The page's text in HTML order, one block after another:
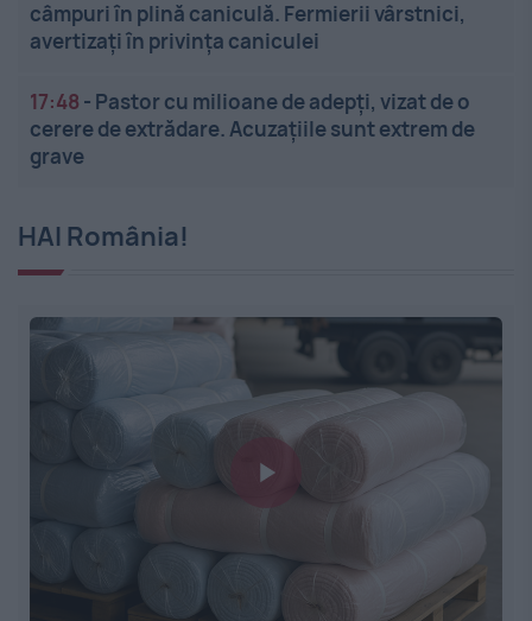
câmpuri în plină caniculă. Fermierii vârstnici,
avertizați în privința caniculei
17:48 - Pastor cu milioane de adepți, vizat de o
cerere de extrădare. Acuzațiile sunt extrem de
grave
HAI România!